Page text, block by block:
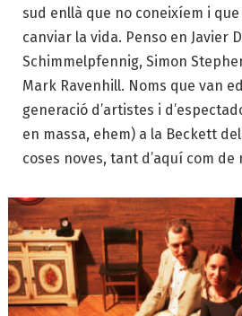
sud enllà que no coneixíem i
canviar la vida. Penso en Javier
Schimmelpfennig, Simon
Mark Ravenhill. Noms que van
generació d’artistes i
en massa, ehem) a la Beckett
coses noves, tant d’aquí com de